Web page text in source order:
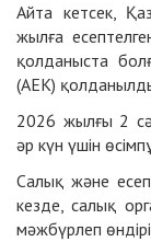
Айта кетсек,
жылға
қолданыста
(АЕК)
2026 жылғы 2
әр күн үшін
Салық және
кезде, салық
мәжбүрлеп